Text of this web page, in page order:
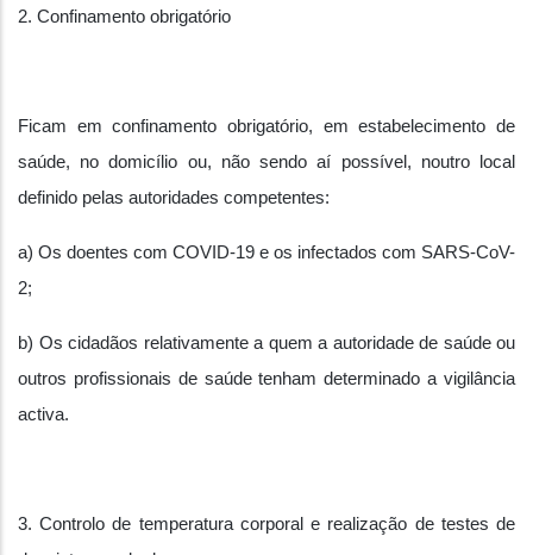
2. Confinamento obrigatório
Ficam em confinamento obrigatório, em estabelecimento de
saúde, no domicílio ou, não sendo aí possível, noutro local
definido pelas autoridades competentes:
a) Os doentes com COVID-19 e os infectados com SARS-CoV-
2;
b) Os cidadãos relativamente a quem a autoridade de saúde ou
outros profissionais de saúde tenham determinado a vigilância
activa.
3. Controlo de temperatura corporal e realização de testes de